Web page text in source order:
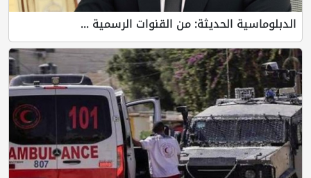
الدبلوماسية الحديثة: من القنوات الرسمية ...